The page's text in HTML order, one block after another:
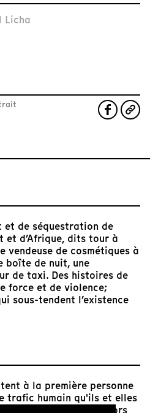
Licha
et de séquestration de
et d’Afrique, dits tour à
vendeuse de cosmétiques à
boîte de nuit, une
de taxi. Des histoires de
force et de violence;
sous-tendent l’existence
à la première personne
trafic humain qu'ils et elles